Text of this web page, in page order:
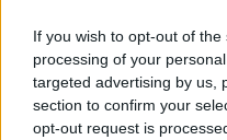
If you wish to opt-out of
processing of your
targeted advertising by us,
section to confirm your
opt-out request is